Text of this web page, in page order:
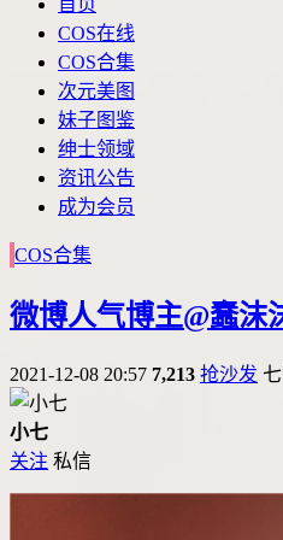
首页
COS在线
COS合集
次元美图
妹子图鉴
绅士领域
资讯公告
成为会员
COS合集
微博人气博主@蠢沫
2021-12-08 20:57 7,213 抢沙发
小七
关注 私信